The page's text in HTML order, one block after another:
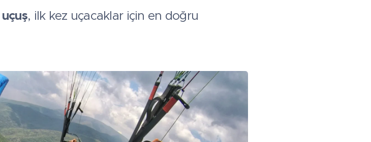
, ilk kez uçacaklar için en doğru